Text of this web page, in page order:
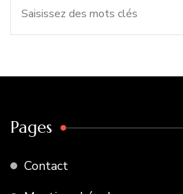
Pages
Contact